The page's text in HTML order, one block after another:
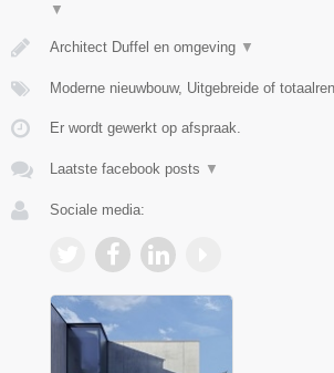
▼
Architect Duffel en omgeving ▼
Moderne nieuwbouw, Uitgebreide of
Er wordt gewerkt op afspraak.
Laatste facebook posts ▼
Sociale media: